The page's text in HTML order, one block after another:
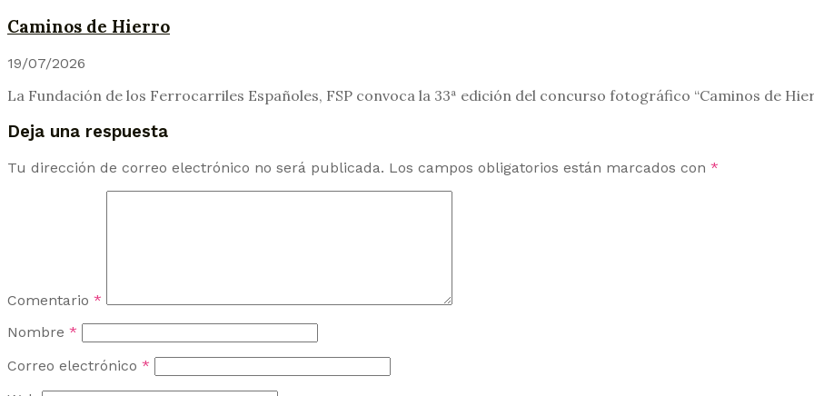
Caminos de Hierro
19/07/2026
La Fundación de los Ferrocarriles Españoles, FSP convoca la 33ª edición del concurso fotográfico “Caminos de
Deja una respuesta
Tu dirección de correo electrónico no será publicada. Los campos obligatorios están marcados con *
Comentario *
Nombre *
Correo electrónico *